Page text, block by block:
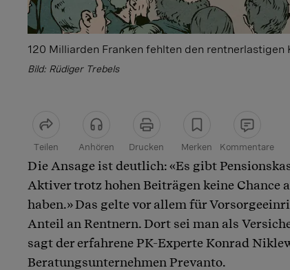
120 Milliarden Franken fehlten den rentnerlastigen
Bild: Rüdiger Trebels
Teilen Anhören Drucken Merken Kommentare
Artikel teilen
Die Ansage ist deutlich: «Es gibt
Aktiver trotz hohen Beiträgen keine Chance
haben.» Das gelte vor allem für
Anteil an Rentnern. Dort sei man als
sagt der erfahrene PK-Experte Konrad
Beratungsunternehmen Prevanto.